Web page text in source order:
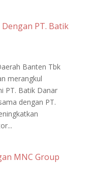
PT. Batik
Banten Tbk
merangkul
PT. Batik Danar
dengan PT.
MNC Group